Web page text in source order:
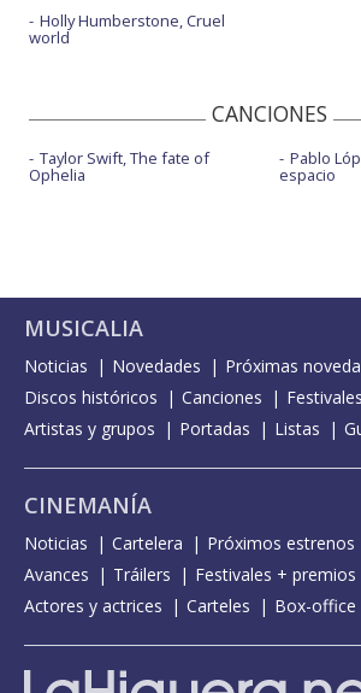
Holly Humberstone, Cruel
world
CANCIONES
Taylor Swift, The fate of
Ophelia
Pablo
espacio
MUSICALIA
Noticias Novedades
Próximas
Discos históricos
Canciones Festivales
Artistas y grupos
Portadas Listas
CINEMANÍA
Noticias Cartelera Próximos estrenos
Avances
Tráilers
Festivales + premios
Actores y actrices
Carteles Box-office